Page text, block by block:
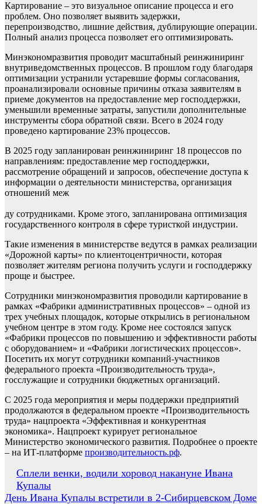
Картирование – это визуальное описание процесса и его
проблем. Оно позволяет выявить задержки,
перепроизводство, лишние действия, дублирующие операции.
Полный анализ процесса позволяет его оптимизировать.
Минэкономразвития проводит масштабный реинжиниринг
внутриведомственных процессов. В прошлом году благодаря
оптимизации устранили устаревшие формы согласования,
проанализировали основные причины отказа заявителям в
приеме документов на предоставление мер господдержки,
уменьшили временные затраты, запустили дополнительные
инструменты сбора обратной связи. Всего в 2024 году
проведено картирование 23% процессов.
В 2025 году запланирован реинжиниринг 18 процессов по
направлениям: предоставление мер господдержки,
рассмотрение обращений и запросов, обеспечение доступа к
информации о деятельности министерства, организация
отношений меж
ду сотрудниками. Кроме этого, запланирована оптимизация
государственного контроля в сфере туристкой индустрии.
Такие изменения в министерстве ведутся в рамках реализации
«Дорожной карты» по клиентоцентричности, которая
позволяет жителям региона получить услуги и господдержку
проще и быстрее.
Сотрудники минэкономразвития проводили картирование в
рамках «Фабрики административных процессов» – одной из
трех учебных площадок, которые открылись в региональном
учебном центре в этом году. Кроме нее состоялся запуск
«Фабрики процессов по повышению и эффективности работы
с оборудованием» и «Фабрики логистических процессов».
Посетить их могут сотрудники компаний-участников
федерального проекта «Производительность труда»,
госслужащие и сотрудники бюджетных организаций.
С 2025 года мероприятия и меры поддержки предприятий
продолжаются в федеральном проекте «Производительность
труда» нацпроекта «Эффективная и конкурентная
экономика». Нацпроект курирует региональное
Министерство экономического развития. Подробнее о проекте
– на ИТ-платформе производительность.рф.
Навигация
по
Сплели венки, водили хоровод накануне Ивана
Купалы
День Ивана Купалы встретили в 2-Сибирцевском Доме